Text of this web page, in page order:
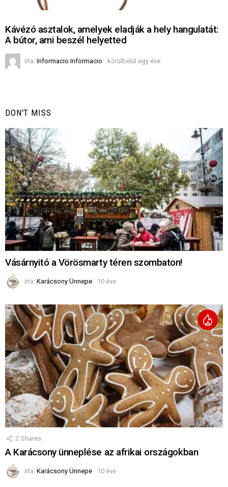
Kávézó asztalok, amelyek eladják a hely hangulatát:
A bútor, ami beszél helyetted
írta: Informacio Informacio körülbelül egy éve
DON'T MISS
Vásárnyitó a Vörösmarty téren szombaton!
írta: Karácsony Ünnepe 10 éve
2 Shares
A Karácsony ünneplése az afrikai országokban
írta: Karácsony Ünnepe 10 éve